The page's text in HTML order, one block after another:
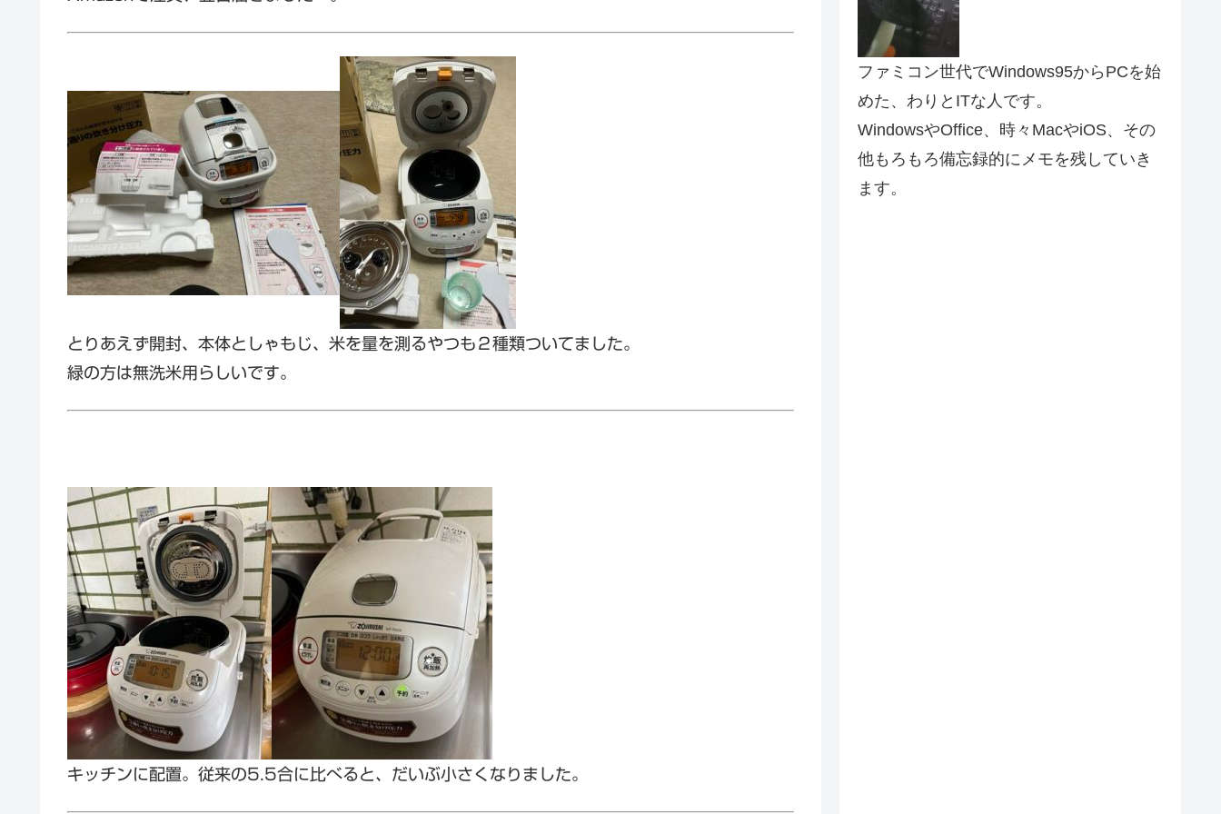
とりあえず開封、本体としゃもじ、米を量を測るやつも２種類ついてました。
緑の方は無洗米用らしいです。
キッチンに配置。従来の5.5合に比べると、だいぶ小さくなりました。
ファミコン世代でWindows95からPCを始
めた、わりとITな人です。
WindowsやOffice、時々MacやiOS、その
他もろもろ備忘録的にメモを残していき
ます。